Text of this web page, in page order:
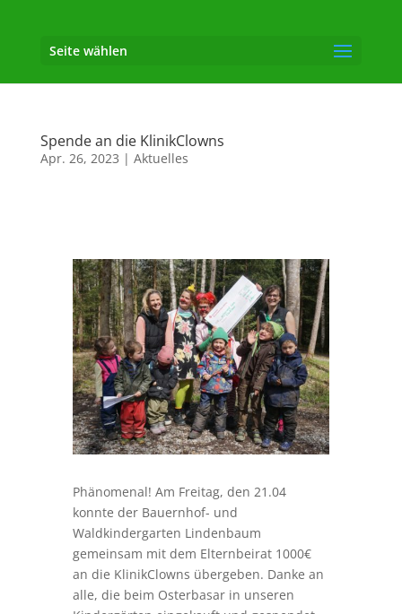
Seite wählen
Spende an die KlinikClowns
Apr. 26, 2023 | Aktuelles
Phänomenal! Am Freitag, den 21.04
konnte der Bauernhof- und
Waldkindergarten Lindenbaum
gemeinsam mit dem Elternbeirat 1000€
an die KlinikClowns übergeben. Danke an
alle, die beim Osterbasar in unseren